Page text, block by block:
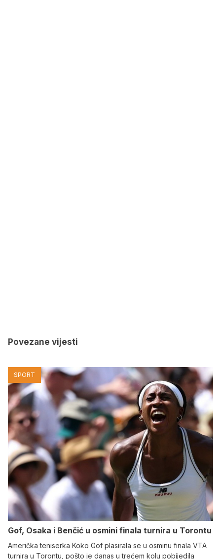
Povezane vijesti
SPORT
Gof, Osaka i Benčić u osmini finala turnira u Torontu
Američka teniserka Koko Gof plasirala se u osminu finala VTA
turnira u Torontu, pošto je danas u trećem kolu pobijedila